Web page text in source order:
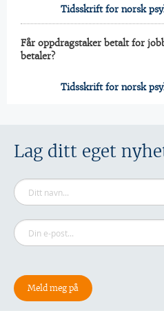
Tidsskrift for norsk
Får oppdragstaker betalt for
betaler?
Tidsskrift for norsk
Lag ditt eget